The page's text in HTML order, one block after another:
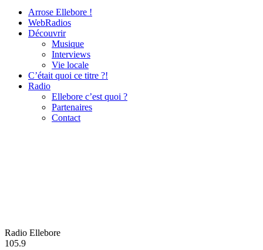
Arrose Ellebore !
WebRadios
Découvrir
Musique
Interviews
Vie locale
C’était quoi ce titre ?!
Radio
Ellebore c’est quoi ?
Partenaires
Contact
Radio Ellebore
105.9